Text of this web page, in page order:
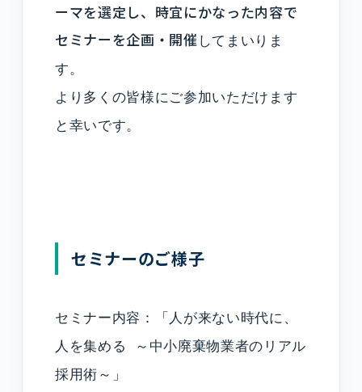
ーマを選定し、時宜にかなった内容で
セミナーを企画・開催 してまいりま
す。
より多くの皆様にご参加いただけます
と幸いです。
セミナーのご様子
セミナー内容：「人が来ない時代に、
人を集める ～中小廃棄物業者のリアル
採用術～」